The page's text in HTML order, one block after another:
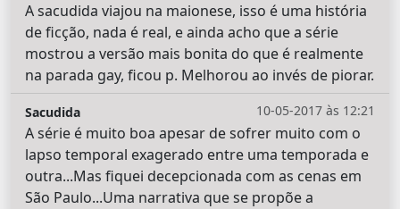
A sacudida viajou na maionese, isso é uma história
de ficção, nada é real, e ainda acho que a série
mostrou a versão mais bonita do que é realmente
na parada gay, ficou p. Melhorou ao invés de piorar.
10-05-2017 às 12:21
Sacudida
A série é muito boa apesar de sofrer muito com o
lapso temporal exagerado entre uma temporada e
outra...Mas fiquei decepcionada com as cenas em
São Paulo...Uma narrativa que se propõe a